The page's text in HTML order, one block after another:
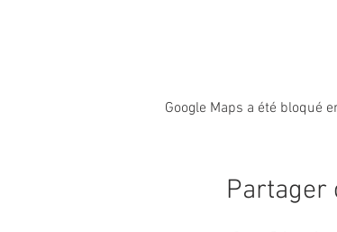
Google Maps a été bloqué
Partager